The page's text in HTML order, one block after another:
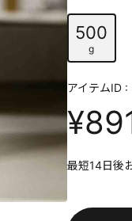
500
g
アイテムID
最短14日後